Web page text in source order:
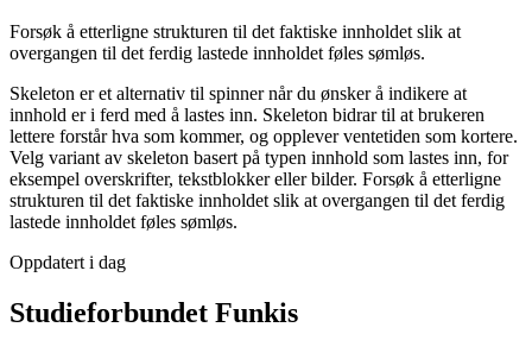
Forsøk å etterligne strukturen til det faktiske innholdet slik at
overgangen til det ferdig lastede innholdet føles sømløs.
Skeleton er et alternativ til spinner når du ønsker å indikere at
innhold er i ferd med å lastes inn. Skeleton bidrar til at brukeren
lettere forstår hva som kommer, og opplever ventetiden som kortere.
Velg variant av skeleton basert på typen innhold som lastes inn, for
eksempel overskrifter, tekstblokker eller bilder. Forsøk å etterligne
strukturen til det faktiske innholdet slik at overgangen til det ferdig
lastede innholdet føles sømløs.
Oppdatert i dag
Studieforbundet Funkis